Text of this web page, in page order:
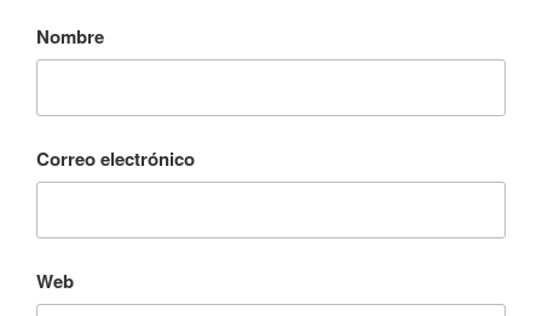
Nombre
Correo electrónico
Web